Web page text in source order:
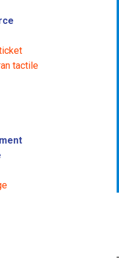
tactile